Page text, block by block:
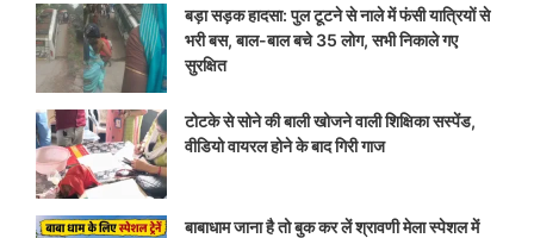
बड़ा सड़क हादसा: पुल टूटने से नाले में फंसी यात्रियों से
भरी बस, बाल-बाल बचे 35 लोग, सभी निकाले गए
सुरक्षित
टोटके से सोने की बाली खोजने वाली शिक्षिका सस्पेंड,
वीडियो वायरल होने के बाद गिरी गाज
बाबाधाम जाना है तो बुक कर लें श्रावणी मेला स्पेशल में